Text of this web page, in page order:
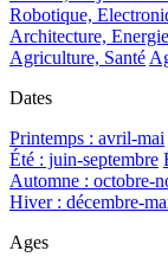
Robotique,
Architecture,
Agriculture, Santé
Dates
Printemps : avril-mai
Été : juin-septembre
Automne : octobre-
Hiver : décembre-
Ages